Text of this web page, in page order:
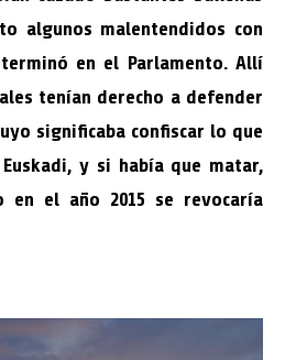
algunos malentendidos con
en el Parlamento. Allí
tenían derecho a defender
significaba confiscar lo que
y si había que matar,
en el año 2015 se revocaría